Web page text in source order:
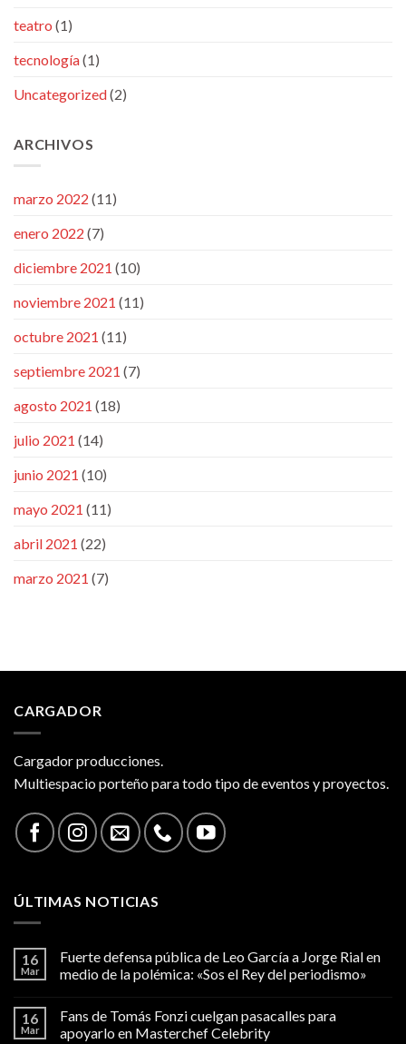
teatro (1)
tecnología(1)
Uncategorized(2)
ARCHIVOS
marzo 2022 (11)
enero 2022 (7)
diciembre 2021 (10)
noviembre 2021 (11)
octubre 2021 (11)
septiembre 2021 (7)
agosto 2021 (18)
julio 2021 (14)
junio 2021 (10)
mayo 2021 (11)
abril 2021 (22)
marzo 2021 (7)
CARGADOR
Cargador producciones.
Multiespacio porteño para todo tipo de eventos y proyectos.
ÚLTIMAS NOTICIAS
16
Mar
Fuerte defensa pública de Leo García a Jorge Rial en
medio de la polémica: «Sos el Rey del periodismo»
16
Mar
Fans de Tomás Fonzi cuelgan pasacalles para
apoyarlo en Masterchef Celebrity